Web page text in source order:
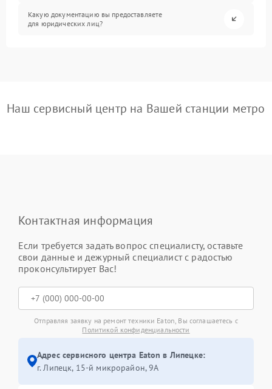
Какую документацию вы предоставляете
для юридических лиц?
Наш сервисный центр на Вашей станции метро
Контактная информация
Если требуется задать вопрос специалисту, оставьте
свои данные и дежурный специалист с радостью
проконсультирует Вас!
Отправляя заявку на ремонт техники Eaton, Вы соглашаетесь с
Политикой конфиденциальности
Адрес сервисного центра Eaton в Липецке:
г. Липецк, 15-й микрорайон, 9А